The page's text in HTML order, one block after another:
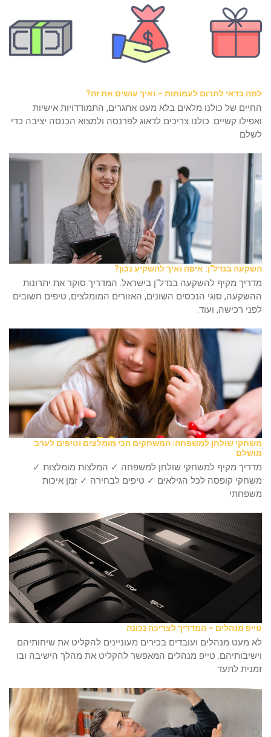
למה כדאי לתרום לעמותות – ואיך עושים את זה?
החיים של כולנו מלאים בלא מעט אתגרים, התמודדויות אישיות
ואפילו קשיים. כולנו צריכים לדאוג לפרנסה ולמצוא הכנסה יציבה כדי
לשלם
השקעה בנדל"ן: איפה ואיך להשקיע נכון?
מדריך מקיף להשקעה בנדל"ן בישראל. המדריך סוקר את יתרונות
ההשקעה, סוגי הנכסים השונים, האזורים המומלצים, טיפים חשובים
לפני רכישה, ועוד.
משחקי שולחן למשפחה: המשחקים הכי מומלצים וטיפים לערב
מושלם
מדריך מקיף למשחקי שולחן למשפחה ✓ המלצות מומלצות ✓
משחקי קופסה לכל הגילאים ✓ טיפים לבחירה ✓ זמן איכות
משפחתי
טייפ מנהלים – המדריך לצריכה נכונה
לא מעט מנהלים ועובדים בכירים מעוניינים להקליט את שיחותיהם
וישיבותיהם. טייפ מנהלים המאפשר להקליט את מהלך הישיבה ובו
זמנית לתעד